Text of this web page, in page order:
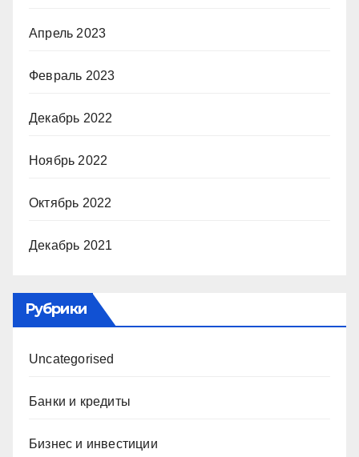
Апрель 2023
Февраль 2023
Декабрь 2022
Ноябрь 2022
Октябрь 2022
Декабрь 2021
Рубрики
Uncategorised
Банки и кредиты
Бизнес и инвестиции